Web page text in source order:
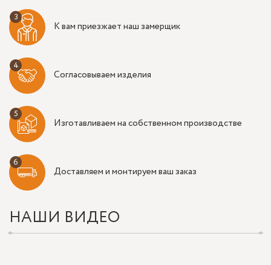
К вам приезжает наш замерщик
Согласовываем изделия
Изготавливаем на собственном производстве
Доставляем и монтируем ваш заказ
НАШИ ВИДЕО